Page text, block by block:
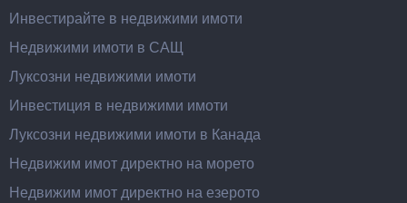
Инвестирайте в недвижими имоти
Недвижими имоти в САЩ
Луксозни недвижими имоти
Инвестиция в недвижими имоти
Луксозни недвижими имоти в Канада
Недвижим имот директно на морето
Недвижим имот директно на езерото